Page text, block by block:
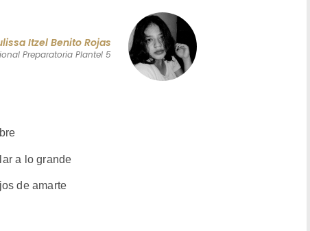
Itzel Benito Rojas
Preparatoria Plantel 5
a lo grande
de amarte